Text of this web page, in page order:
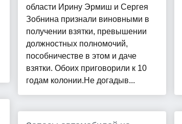
области Ирину Эрмиш и Сергея
Зобнина признали виновными в
получении взятки, превышении
должностных полномочий,
пособничестве в этом и даче
взятки. Обоих приговорили к 10
годам колонии.Не догадыв...